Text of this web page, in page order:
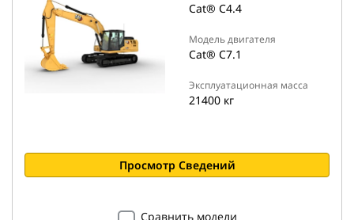
Cat® C4.4
Модель двигателя
Cat® C7.1
Эксплуатационная масса
21400 кг
Просмотр Сведений
Сравнить модели